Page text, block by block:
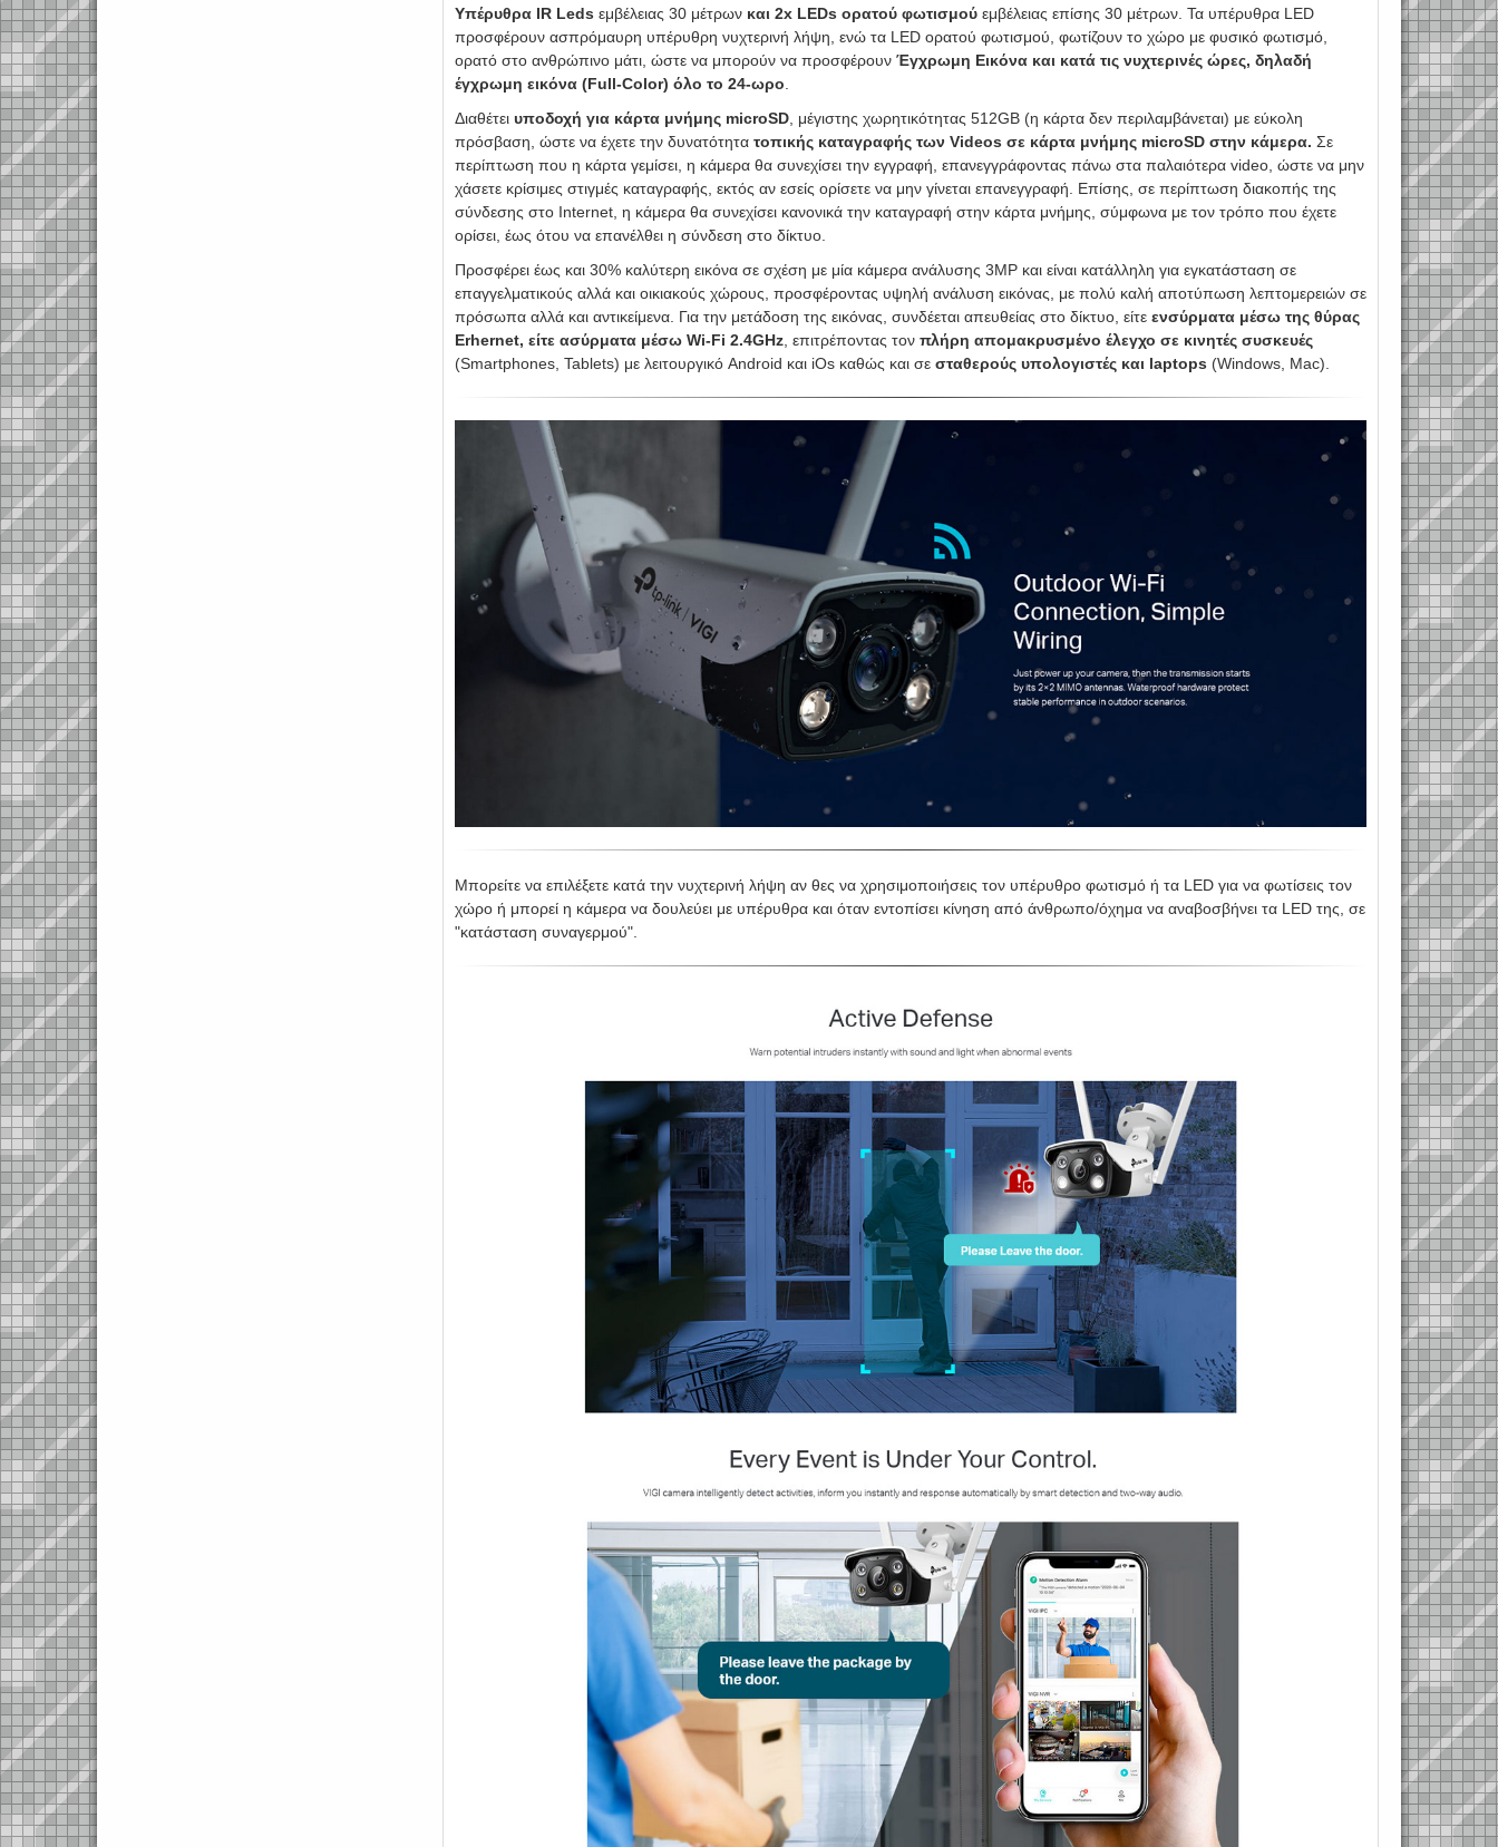
Υπέρυθρα IR Leds εμβέλειας 30 μέτρων και 2x LEDs ορατού φωτισμού εμβέλειας επίσης 30 μέτρων. Τα υπέρυθρα LED
προσφέρουν ασπρόμαυρη υπέρυθρη νυχτερινή λήψη, ενώ τα LED ορατού φωτισμού, φωτίζουν το χώρο με φυσικό φωτισμό,
ορατό στο ανθρώπινο μάτι, ώστε να μπορούν να προσφέρουν Έγχρωμη Εικόνα και κατά τις νυχτερινές ώρες, δηλαδή
έγχρωμη εικόνα (Full-Color) όλο το 24-ωρο
Διαθέτει υποδοχή για κάρτα μνήμης microSD , μέγιστης χωρητικότητας 512GB (η κάρτα δεν περιλαμβάνεται) με εύκολη
πρόσβαση, ώστε να έχετε την δυνατότητα τοπικής καταγραφής των Videos σε κάρτα μνήμης microSD στην κάμερα. Σε
περίπτωση που η κάρτα γεμίσει, η κάμερα θα συνεχίσει την εγγραφή, επανεγγράφοντας πάνω στα παλαιότερα video, ώστε να μην
χάσετε κρίσιμες στιγμές καταγραφής, εκτός αν εσείς ορίσετε να μην γίνεται επανεγγραφή. Επίσης, σε περίπτωση διακοπής της
σύνδεσης στο Internet, η κάμερα θα συνεχίσει κανονικά την καταγραφή στην κάρτα μνήμης, σύμφωνα με τον τρόπο που έχετε
ορίσει, έως ότου να επανέλθει η σύνδεση στο δίκτυο.
Προσφέρει έως και 30% καλύτερη εικόνα σε σχέση με μία κάμερα ανάλυσης 3MP και είναι κατάλληλη για εγκατάσταση σε
επαγγελματικούς αλλά και οικιακούς χώρους, προσφέροντας υψηλή ανάλυση εικόνας, με πολύ καλή αποτύπωση λεπτομερειών σε
πρόσωπα αλλά και αντικείμενα. Για την μετάδοση της εικόνας, συνδέεται απευθείας στο δίκτυο, είτε ενσύρματα μέσω της θύρας
Erhernet, είτε ασύρματα μέσω Wi-Fi 2.4GHz , επιτρέποντας τον πλήρη απομακρυσμένο έλεγχο σε κινητές συσκευές
(Smartphones, Tablets) με λειτουργικό Android και iOs καθώς και σε σταθερούς υπολογιστές και laptops (Windows, Mac).
Μπορείτε να επιλέξετε κατά την νυχτερινή λήψη αν θες να χρησιμοποιήσεις τον υπέρυθρο φωτισμό ή τα LED για να φωτίσεις τον
χώρο ή μπορεί η κάμερα να δουλεύει με υπέρυθρα και όταν εντοπίσει κίνηση από άνθρωπο/όχημα να αναβοσβήνει τα LED της, σε
"κατάσταση συναγερμού".